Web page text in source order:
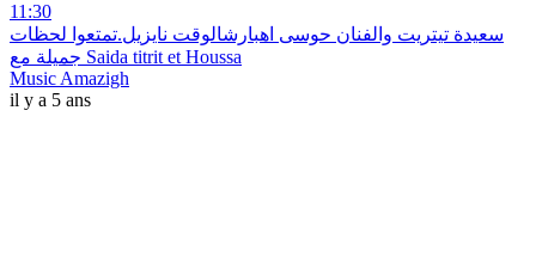
11:30
سعيدة تيتريت والفنان حوسى اهبارشالوقت نايزيل.تمتعوا لحظات
جميلة مع Saida titrit et Houssa
Music Amazigh
il y a 5 ans